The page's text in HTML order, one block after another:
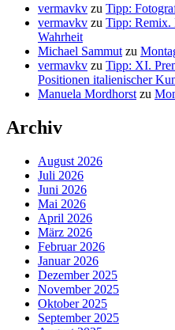
vermavkv zu Tipp:
vermavkv zu Tipp: Remix.
Wahrheit
Michael Sammut zu
vermavkv zu Tipp: XI.
Positionen italienischer
Manuela Mordhorst zu
Archiv
August 2026
Juli 2026
Juni 2026
Mai 2026
April 2026
März 2026
Februar 2026
Januar 2026
Dezember 2025
November 2025
Oktober 2025
September 2025